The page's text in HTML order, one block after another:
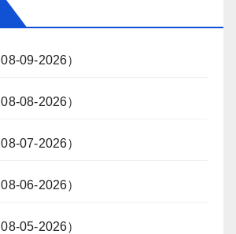
09-2026）
08-2026）
07-2026）
06-2026）
05-2026）